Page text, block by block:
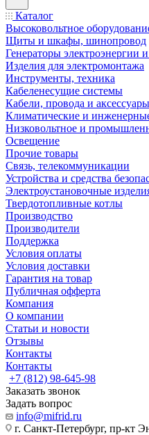
Каталог
Высоковольтное
Щиты и шкафы, шинопровод
Генераторы электроэнергии
Изделия для электромонтажа
Инструменты, техника
Кабеленесущие системы
Кабели, провода и аксессуары
Климатические и
Низковольтное и
Освещение
Прочие товары
Связь, телекоммуникации
Устройства и средства
Электроустановочные
Твердотопливные котлы
Производство
Производители
Поддержка
Условия оплаты
Условия доставки
Гарантия на товар
Публичная офферта
Компания
О компании
Статьи и новости
Отзывы
Контакты
Контакты
+7 (812) 98-645-98
Заказать звонок
Задать вопрос
info@mifrid.ru
г. Санкт-Петербург, пр-кт